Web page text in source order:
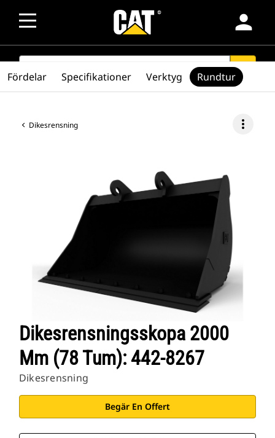
person
SEARCH search
Dikesrensning more_vert
Dikesrensningsskopa 2000
Mm (78 Tum): 442-8267
Dikesrensning
Begär En Offert
Fördelar Specifikationer Verktyg Rundtur